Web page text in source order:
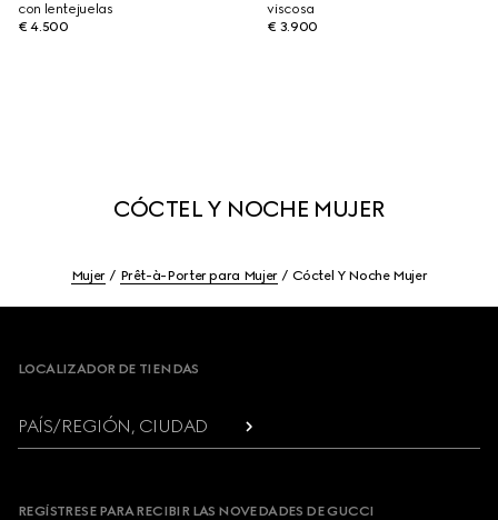
con lentejuelas
€ 4.500
viscosa
€ 3.900
CÓCTEL Y NOCHE MUJER
Mujer Prêt-à-Porter para Mujer Cóctel Y Noche Mujer
LOCALIZADOR DE TIENDAS
PAÍS/REGIÓN, CIUDAD
REGÍSTRESE PARA RECIBIR LAS NOVEDADES DE GUCCI